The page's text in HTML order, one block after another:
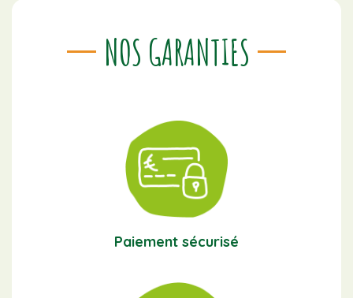
NOS GARANTIES
Paiement sécurisé